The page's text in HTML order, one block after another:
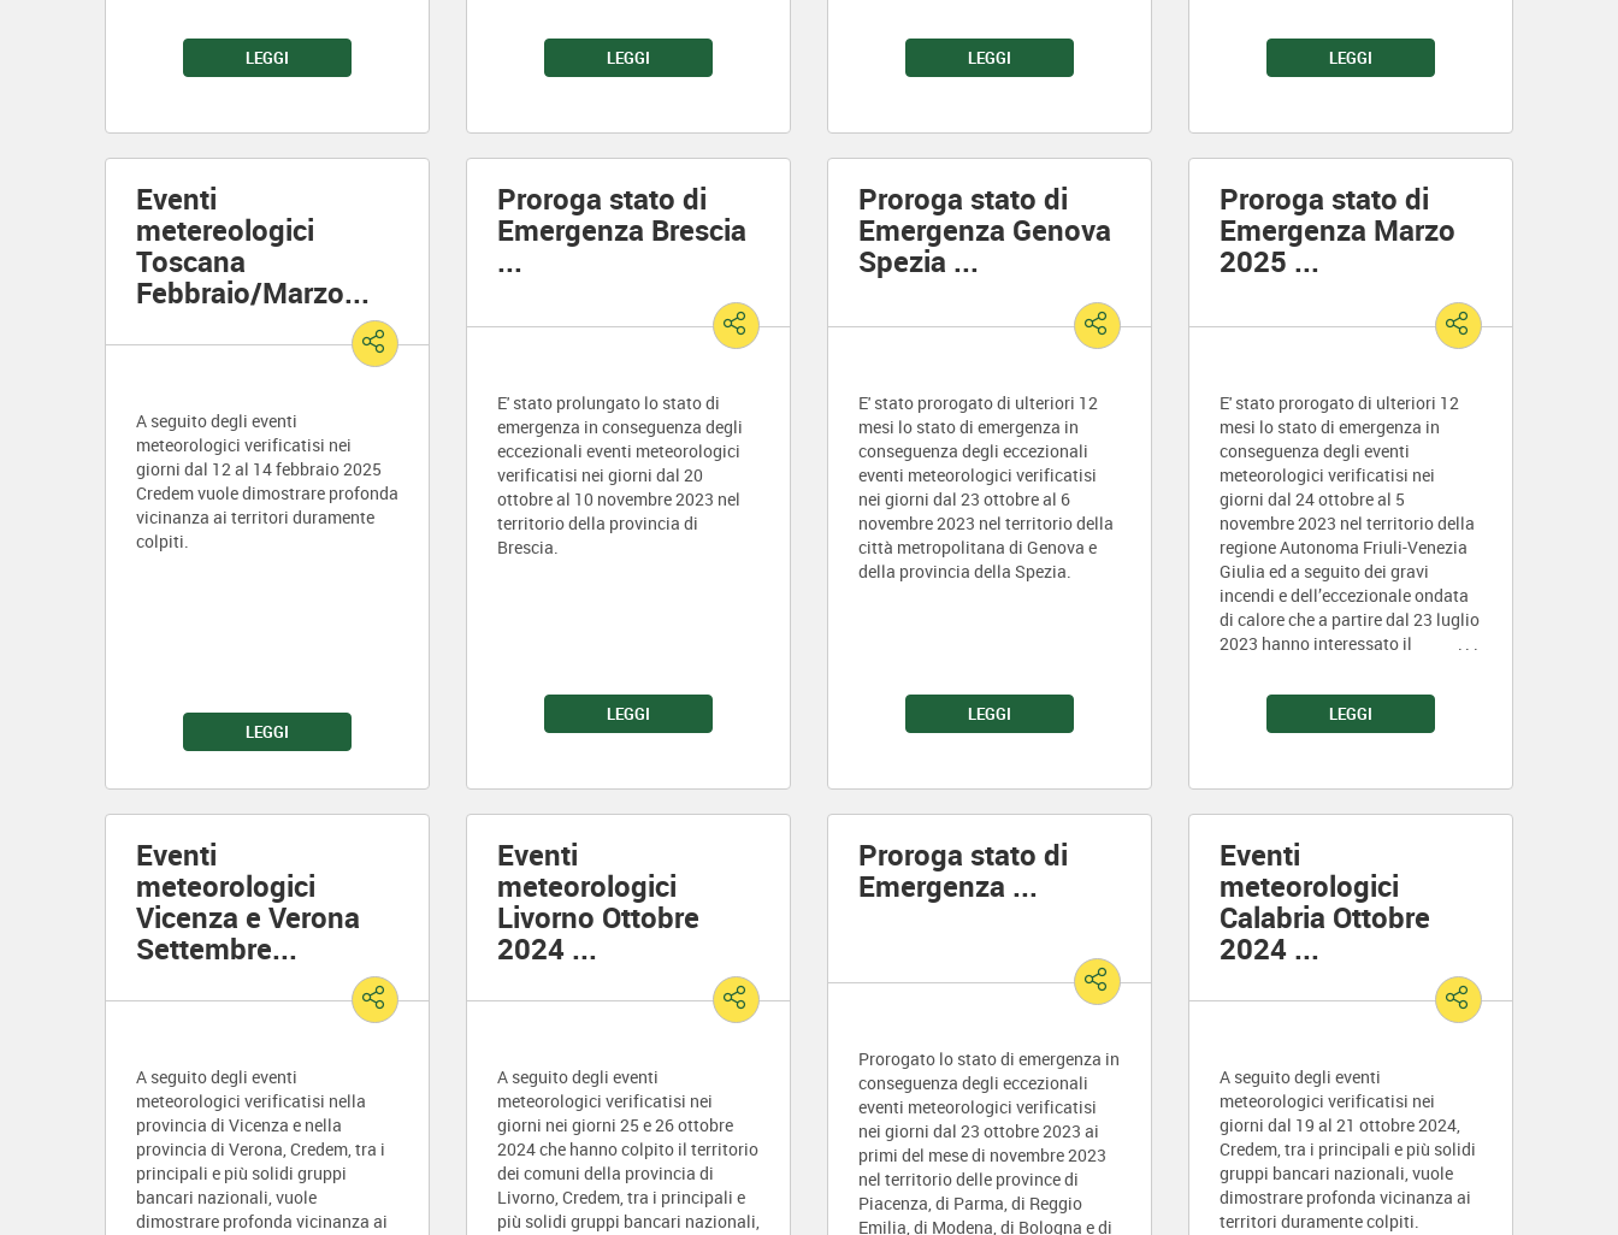
LEGGI LEGGI
duramente colpite.
LEGGI LEGGI
Eventi
metereologici
Toscana
Febbraio/Marzo...
A seguito degli eventi
meteorologici verificatisi nei
giorni dal 12 al 14 febbraio 2025
Credem vuole dimostrare profonda
vicinanza ai territori duramente
colpiti.
LEGGI
Proroga stato di
Emergenza Brescia
...
E' stato prolungato lo stato di
emergenza in conseguenza degli
eccezionali eventi meteorologici
verificatisi nei giorni dal 20
ottobre al 10 novembre 2023 nel
territorio della provincia di
Brescia.
LEGGI
Proroga stato di
Emergenza Genova
Spezia ...
E' stato prorogato di ulteriori 12
mesi lo stato di emergenza in
conseguenza degli eccezionali
eventi meteorologici verificatisi
nei giorni dal 23 ottobre al 6
novembre 2023 nel territorio della
città metropolitana di Genova e
della provincia della Spezia.
LEGGI
Proroga stato di
Emergenza Marzo
2025 ...
E' stato prorogato di ulteriori 12
mesi lo stato di emergenza in
conseguenza degli eventi
meteorologici verificatisi nei
giorni dal 24 ottobre al 5
novembre 2023 nel territorio della
regione Autonoma Friuli-Venezia
Giulia ed a seguito dei gravi
incendi e dell’eccezionale ondata
di calore che a partire dal 23 luglio
2023 hanno interessato il
di Messina, di Palermo e di
LEGGI
Eventi
meteorologici
Vicenza e Verona
Settembre...
A seguito degli eventi
meteorologici verificatisi nella
provincia di Vicenza e nella
provincia di Verona, Credem, tra i
principali e più solidi gruppi
bancari nazionali, vuole
dimostrare profonda vicinanza ai
Eventi
meteorologici
Livorno Ottobre
2024 ...
A seguito degli eventi
meteorologici verificatisi nei
giorni nei giorni 25 e 26 ottobre
2024 che hanno colpito il territorio
dei comuni della provincia di
Livorno, Credem, tra i principali e
più solidi gruppi bancari nazionali,
Proroga stato di
Emergenza ...
Prorogato lo stato di emergenza in
conseguenza degli eccezionali
eventi meteorologici verificatisi
nei giorni dal 23 ottobre 2023 ai
primi del mese di novembre 2023
nel territorio delle province di
Piacenza, di Parma, di Reggio
Emilia, di Modena, di Bologna e di
Eventi
meteorologici
Calabria Ottobre
2024 ...
A seguito degli eventi
meteorologici verificatisi nei
giorni dal 19 al 21 ottobre 2024,
Credem, tra i principali e più solidi
gruppi bancari nazionali, vuole
dimostrare profonda vicinanza ai
territori duramente colpiti.